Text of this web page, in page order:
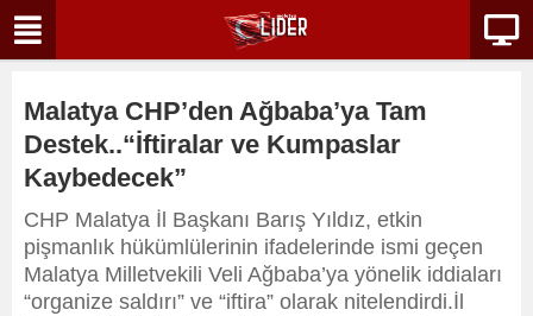
Malatya CHP’den Ağbaba’ya Tam
Destek..“İftiralar ve Kumpaslar
Kaybedecek”
CHP Malatya İl Başkanı Barış Yıldız, etkin
pişmanlık hükümlülerinin ifadelerinde ismi geçen
Malatya Milletvekili Veli Ağbaba’ya yönelik iddiaları
“organize saldırı” ve “iftira” olarak nitelendirdi.İl